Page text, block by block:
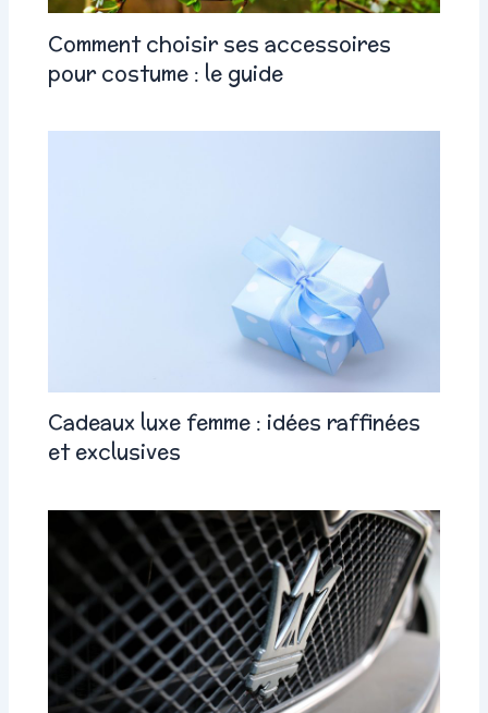
Comment choisir ses accessoires
pour costume : le guide
Cadeaux luxe femme : idées raffinées
et exclusives